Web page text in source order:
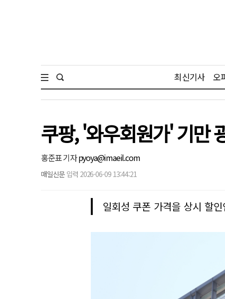
최신기사 오
쿠팡, '와우회원가' 기만
홍준표 기자pyoya@imaeil.com
매일신문 입력 2026-06-09 13:44:21
일회성 쿠폰 가격을 상시 할